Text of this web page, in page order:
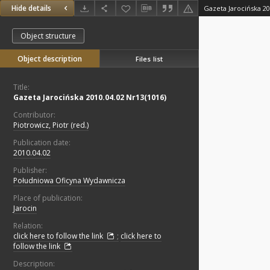
Hide details Gazeta Jarocińska
Object structure
Object description Files list
Title:
Gazeta Jarocińska 2010.04.02 Nr13(1016)
Contributor:
Piotrowicz, Piotr (red.)
Publication date:
2010.04.02
Publisher:
Południowa Oficyna Wydawnicza
Place of publication:
Jarocin
Relation:
click here to follow the link
; click here to
follow the link
Description: